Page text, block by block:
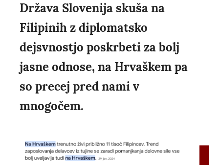
Država Slovenija skuša na
Filipinih z diplomatsko
dejsvnostjo poskrbeti za bolj
jasne odnose, na Hrvaškem pa
so precej pred nami v
mnogočem.